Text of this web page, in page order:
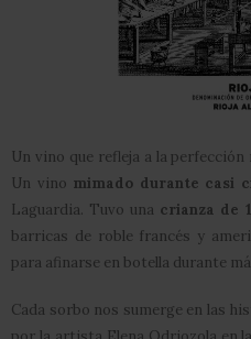
Un vino que refleja a la
Un vino mimado durante casi
Laguardia. Tuvo una crianza de
barricas de roble francés y
para afinarse en botella durante
Cada sorbo nos sumerge en las